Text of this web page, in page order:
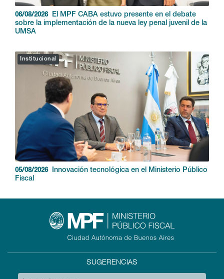
06/08/2026
El MPF CABA estuvo presente en el debate
sobre la implementación de la nueva ley penal juvenil de la
UMSA
Institucional
05/08/2026
Innovación tecnológica en el Ministerio Público
Fiscal
SUGERENCIAS